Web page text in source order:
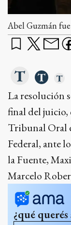
Abel Guzmán
La resolución
final del juicio,
Tribunal Oral
Federal, ante
la Fuente,
Marcelo
¿qué querés